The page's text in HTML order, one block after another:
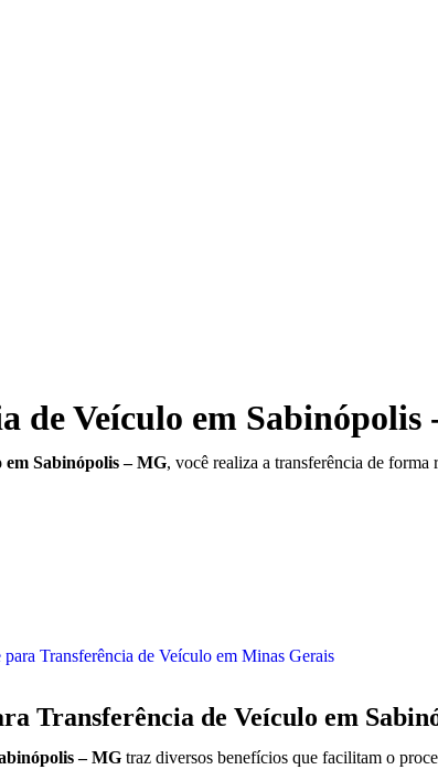
de Veículo em Sabinópolis
em Sabinópolis – MG, você realiza a transferência de forma
para Transferência de Veículo em Minas Gerais
Transferência de Veículo em
– MG traz diversos benefícios que facilitam o